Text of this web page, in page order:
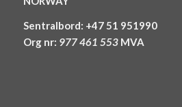
Sentralbord: +47 51 951990
Org nr: 977 461 553MVA